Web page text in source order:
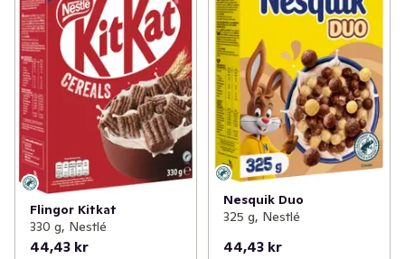
Flingor Kitkat
330 g, Nestlé
44,43 kr
Nesquik Duo
325 g, Nestlé
44,43 kr